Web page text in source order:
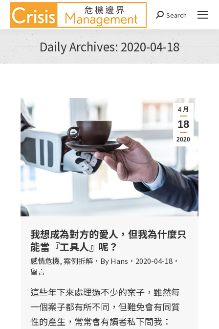
Search:
Search
Daily Archives: 2020-04-18
You are here:
4 月
18
2020
我想成為對方的愛人，但我為什麼只
能當『工具人』呢？
感情危機,案例拆解 ByHans
2020-04-18
留言
這些年下來處理過不少的案子，雖然每
一個案子都有所不同，但難免會有同質
性的產生，常常會有讀者私下問我：